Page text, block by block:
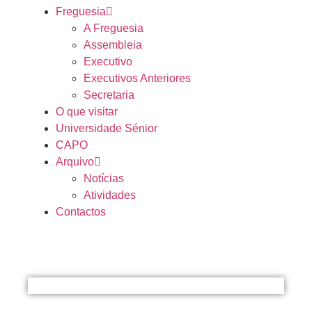
Freguesia
A Freguesia
Assembleia
Executivo
Executivos Anteriores
Secretaria
O que visitar
Universidade Sénior
CAPO
Arquivo
Notícias
Atividades
Contactos